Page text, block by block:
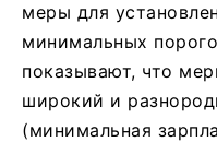
меры для
минимальных
показывают, что
широкий и
(минимальная